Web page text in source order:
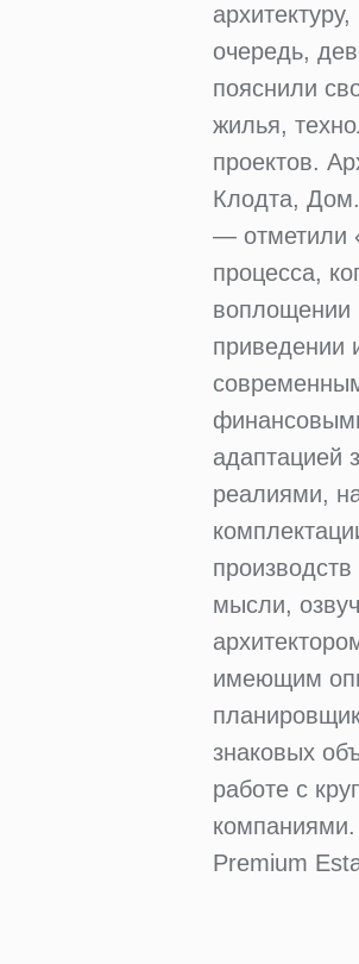
очередь,
пояснили
жилья,
проектов.
Клодта,
— отметили
процесса,
воплощении
приведении
адаптацией
реалиями,
мысли,
имеющим
знаковых
работе с
Premium